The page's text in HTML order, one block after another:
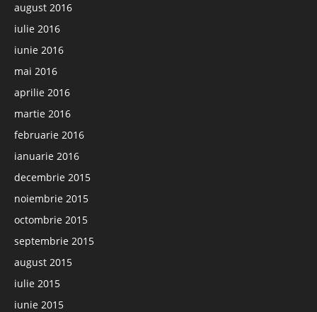
august 2016
iulie 2016
iunie 2016
mai 2016
aprilie 2016
martie 2016
februarie 2016
ianuarie 2016
decembrie 2015
noiembrie 2015
octombrie 2015
septembrie 2015
august 2015
iulie 2015
iunie 2015